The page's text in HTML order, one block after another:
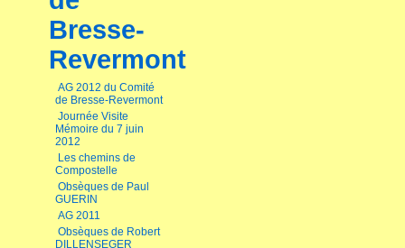
Bresse-
Revermont
AG 2012 du Comité
de Bresse-Revermont
Journée Visite
Mémoire du 7 juin
2012
Les chemins de
Compostelle
Obsèques de Paul
GUERIN
AG 2011
Obsèques de Robert
DILLENSEGER